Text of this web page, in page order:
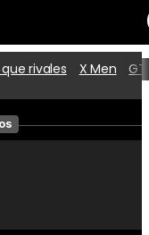
Películas
rivales X Men